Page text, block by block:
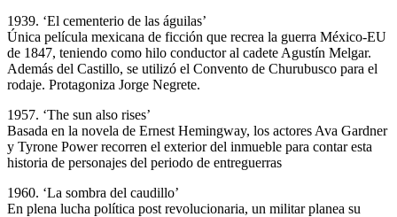
1939. ‘El cementerio de las águilas’
Única película mexicana de ficción que recrea la guerra México-EU
de 1847, teniendo como hilo conductor al cadete Agustín Melgar.
Además del Castillo, se utilizó el Convento de Churubusco para el
rodaje. Protagoniza Jorge Negrete.
1957. ‘The sun also rises’
Basada en la novela de Ernest Hemingway, los actores Ava Gardner
y Tyrone Power recorren el exterior del inmueble para contar esta
historia de personajes del periodo de entreguerras
1960. ‘La sombra del caudillo’
En plena lucha política post revolucionaria, un militar planea su